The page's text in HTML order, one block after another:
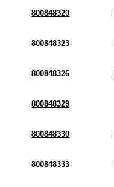
800848320
800848323
800848326
800848329
800848330
800848333